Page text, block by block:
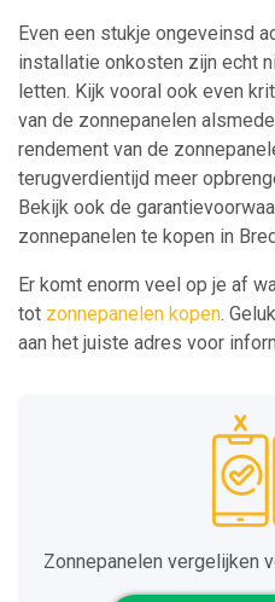
Even een stukje ongeveinsd
installatie onkosten zijn echt
letten. Kijk vooral ook even
van de zonnepanelen
rendement van de
terugverdientijd meer
Bekijk ook de
zonnepanelen te kopen in
Er komt enorm veel op je af
tot zonnepanelen kopen.
aan het juiste adres voor
Zonnepanelen vergelijken